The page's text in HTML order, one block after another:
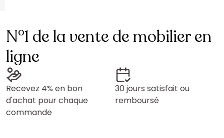
N°1 de la vente de mobilier en
ligne
Recevez 4% en bon
d'achat pour chaque
commande
30 jours satisfait ou
remboursé